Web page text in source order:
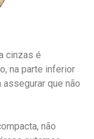
cinzas é
na parte inferior
que não
não